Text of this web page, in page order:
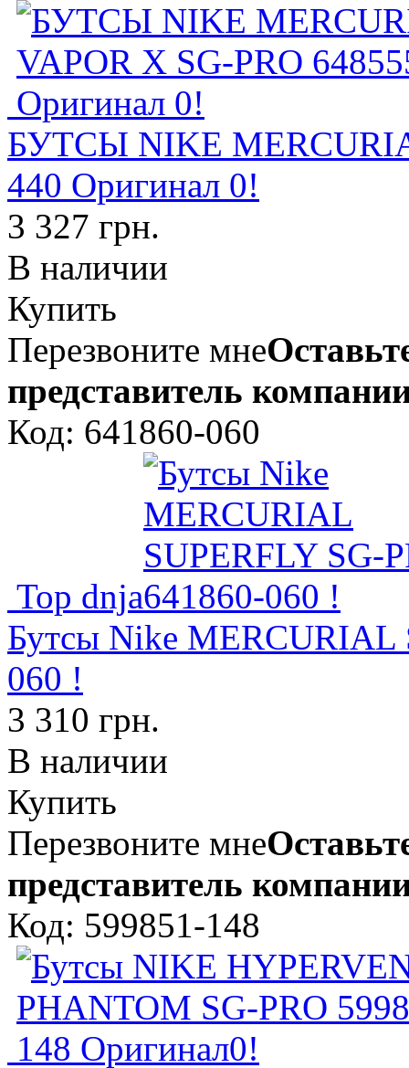
БУТСЫ NIKE
440 Оригинал 0!
3 327 грн.
В наличии
Купить
Перезвоните мне
представитель
Код: 641860-060
Top dnja
Бутсы Nike MERCURIAL
060 !
3 310 грн.
В наличии
Купить
Перезвоните мне
представитель
Код: 599851-148